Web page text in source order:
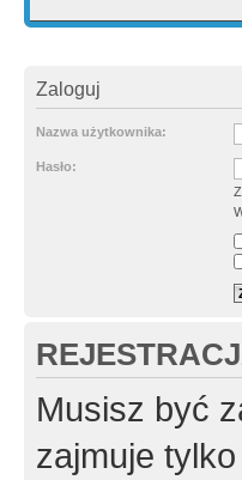
Zaloguj
Nazwa użytkownika:
Hasło:
Musisz być
zajmuje